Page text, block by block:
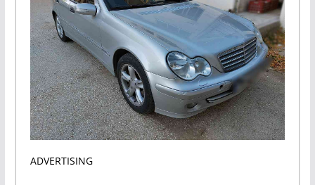
ADVERTISING